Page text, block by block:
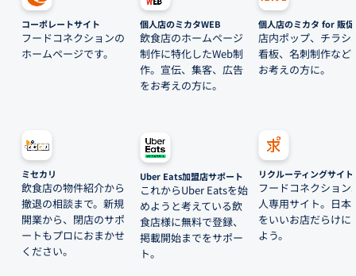
コーポレートサイト
フードコネクションの
ホームページです。
ミセカリ
飲食店の物件紹介から
撤退の相談まで。新規
開業から、閉店のサポ
ートもプロにおまかせ
ください。
個人店のミカタWEB
飲食店のホームページ
制作に特化したWeb制
作。宣伝、集客、広告
をお考えの方に。
Uber Eats加盟店サポート
これからUber Eatsを始
めようと考えている飲
食店様に無料で登録、
掲載開始までをサポー
ト。
個人店のミカタ for 販促
店内ポップ、チラシ
看板、名刺制作など
お考えの方に。
リクルーティングサイト
フードコネクション
人専用サイト。日本
をいいお店だらけに
よう。